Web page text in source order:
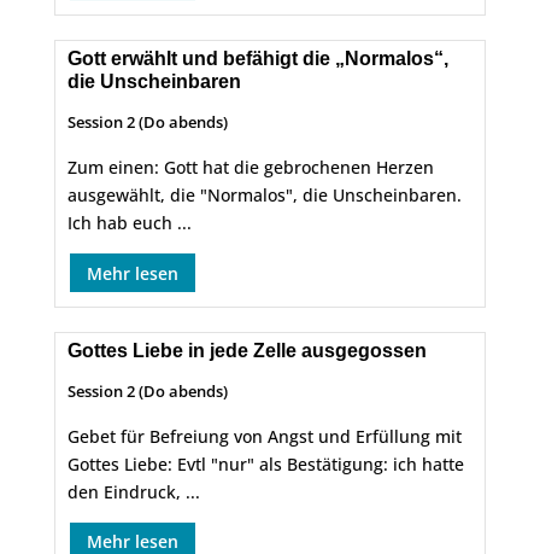
Gott erwählt und befähigt die „Normalos“,
die Unscheinbaren
Session 2 (Do abends)
Zum einen: Gott hat die gebrochenen Herzen
ausgewählt, die "Normalos", die Unscheinbaren.
Ich hab euch ...
Mehr lesen
Gottes Liebe in jede Zelle ausgegossen
Session 2 (Do abends)
Gebet für Befreiung von Angst und Erfüllung mit
Gottes Liebe: Evtl "nur" als Bestätigung: ich hatte
den Eindruck, ...
Mehr lesen